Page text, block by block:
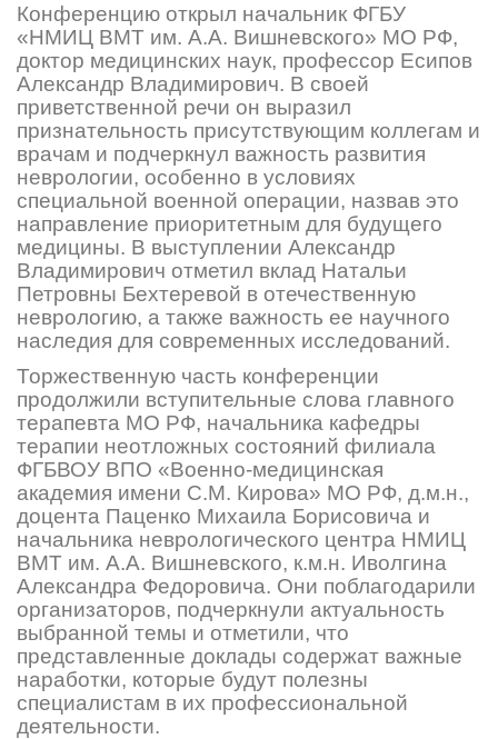
Конференцию открыл начальник ФГБУ
«НМИЦ ВМТ им. А.А. Вишневского» МО РФ,
доктор медицинских наук, профессор Есипов
Александр Владимирович. В своей
приветственной речи он выразил
признательность присутствующим коллегам и
врачам и подчеркнул важность развития
неврологии, особенно в условиях
специальной военной операции, назвав это
направление приоритетным для будущего
медицины. В выступлении Александр
Владимирович отметил вклад Натальи
Петровны Бехтеревой в отечественную
неврологию, а также важность ее научного
наследия для современных исследований.
Торжественную часть конференции
продолжили вступительные слова главного
терапевта МО РФ, начальника кафедры
терапии неотложных состояний филиала
ФГБВОУ ВПО «Военно-медицинская
академия имени С.М. Кирова» МО РФ, д.м.н.,
доцента Паценко Михаила Борисовича и
начальника неврологического центра НМИЦ
ВМТ им. А.А. Вишневского, к.м.н. Иволгина
Александра Федоровича. Они поблагодарили
организаторов, подчеркнули актуальность
выбранной темы и отметили, что
представленные доклады содержат важные
наработки, которые будут полезны
специалистам в их профессиональной
деятельности.